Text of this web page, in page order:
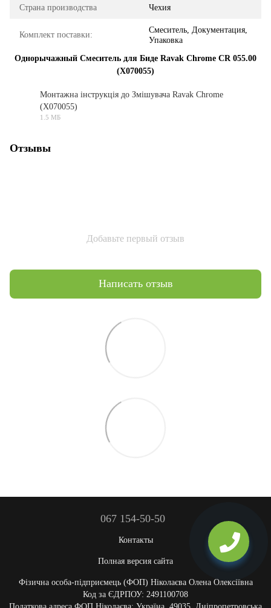
Страна производства Чехия
Комплект поставки:
Смеситель, Документация,
Упаковка
Однорычажный Смеситель для Биде Ravak Chrome CR 055.00
(X070055)
Монтажна інструкція до Змішувача Ravak Chrome
(X070055)
1.5 МБ
Отзывы
Добавьте первый отзыв
Написать отзыв
067 154-50-50
Контакты
Полная версия сайта
Фізична особа-підприємець (ФОП) Ніколаєва Олена Олексіївна
Код за ЄДРПОУ: 2491100708